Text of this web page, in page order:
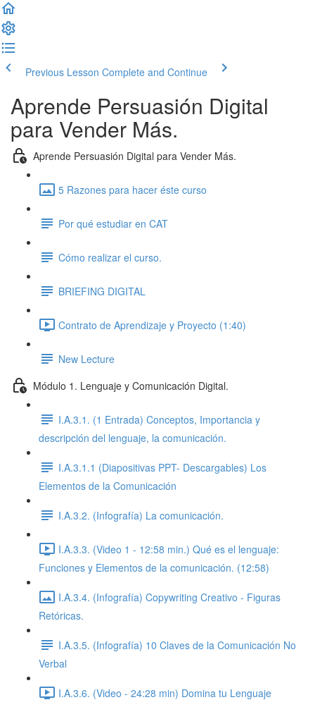
Previous Lesson Complete and Continue
Aprende Persuasión Digital
para Vender Más.
Aprende Persuasión Digital para Vender Más.
5 Razones para hacer éste curso
Por qué estudiar en CAT
Cómo realizar el curso.
BRIEFING DIGITAL
Contrato de Aprendizaje y Proyecto (1:40)
New Lecture
Módulo 1. Lenguaje y Comunicación Digital.
I.A.3.1. (1 Entrada) Conceptos, Importancia y
descripción del lenguaje, la comunicación.
I.A.3.1.1 (Diapositivas PPT- Descargables) Los
Elementos de la Comunicación
I.A.3.2. (Infografía) La comunicación.
I.A.3.3. (Video 1 - 12:58 min.) Qué es el lenguaje:
Funciones y Elementos de la comunicación. (12:58)
I.A.3.4. (Infografía) Copywriting Creativo - Figuras
Retóricas.
I.A.3.5. (Infografía) 10 Claves de la Comunicación No
Verbal
I.A.3.6. (Video - 24:28 min) Domina tu Lenguaje